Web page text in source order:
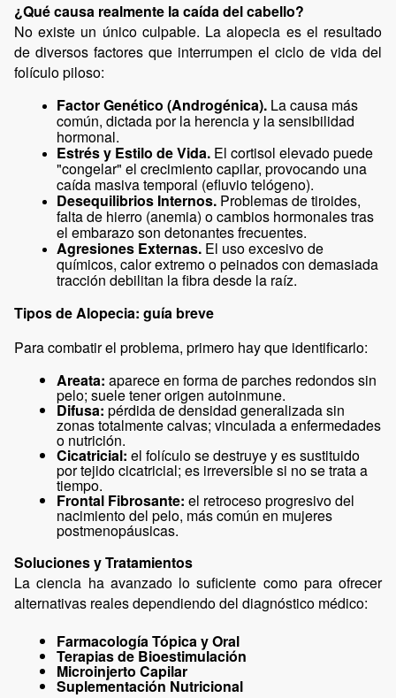
¿Qué causa realmente la caída del cabello?
No existe un único culpable. La alopecia es el resultado
de diversos factores que interrumpen el ciclo de vida del
folículo piloso:
Factor Genético (Androgénica). La causa más
común, dictada por la herencia y la sensibilidad
hormonal.
Estrés y Estilo de Vida. El cortisol elevado puede
"congelar" el crecimiento capilar, provocando una
caída masiva temporal (efluvio telógeno).
Desequilibrios Internos. Problemas de tiroides,
falta de hierro (anemia) o cambios hormonales tras
el embarazo son detonantes frecuentes.
Agresiones Externas. El uso excesivo de
químicos, calor extremo o peinados con demasiada
tracción debilitan la fibra desde la raíz.
Tipos de Alopecia: guía breve
Para combatir el problema, primero hay que identificarlo:
Areata: aparece en forma de parches redondos sin
pelo; suele tener origen autoinmune.
Difusa: pérdida de densidad generalizada sin
zonas totalmente calvas; vinculada a enfermedades
o nutrición.
Cicatricial: el folículo se destruye y es sustituido
por tejido cicatricial; es irreversible si no se trata a
tiempo.
Frontal Fibrosante: el retroceso progresivo del
nacimiento del pelo, más común en mujeres
postmenopáusicas.
Soluciones y Tratamientos
La ciencia ha avanzado lo suficiente como para ofrecer
alternativas reales dependiendo del diagnóstico médico:
Farmacología Tópica y Oral
Terapias de Bioestimulación
Microinjerto Capilar
Suplementación Nutricional